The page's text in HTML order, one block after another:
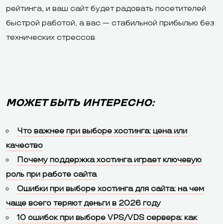
рейтинга, и ваш сайт будет радовать посетителей
быстрой работой, а вас — стабильной прибылью без
технических стрессов.
МОЖЕТ БЫТЬ ИНТЕРЕСНО:
Что важнее при выборе хостинга: цена или
качество
Почему поддержка хостинга играет ключевую
роль при работе сайта
Ошибки при выборе хостинга для сайта: на чем
чаще всего теряют деньги в 2026 году
10 ошибок при выборе VPS/VDS сервера: как